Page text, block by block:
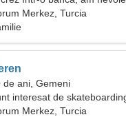
Merkez, Turcia
de ani, Gemeni
interesat de
Merkez, Turcia